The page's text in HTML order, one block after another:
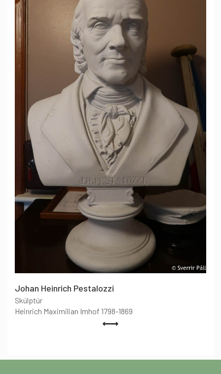
Johan Heinrich Pestalozzi
Skúlptúr
Heinrich Maximilian Imhof 1798-1869